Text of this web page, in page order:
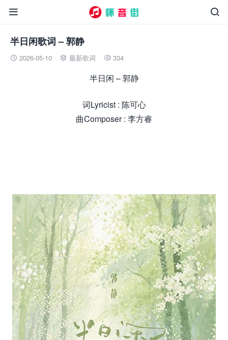


半日闲歌词 – 郭静
 2026-05-10  最新歌词  334
半日闲 – 郭静
词Lyricist : 陈可心
曲Composer : 李方睿